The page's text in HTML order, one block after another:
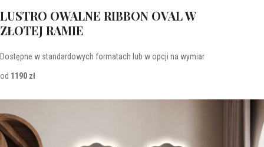
LUSTRO OWALNE RIBBON OVAL W
ZŁOTEJ RAMIE
Dostępne w standardowych formatach lub w opcji na wymiar
od 1190 zł